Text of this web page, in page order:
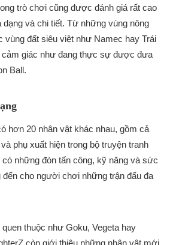
trò chơi cũng được đánh giá rất cao
và chi tiết. Từ những vùng nông
vùng đất siêu việt như Namec hay Trái
giác như đang thực sự được đưa
Ball.
hơn 20 nhân vật khác nhau, gồm cả
phụ xuất hiện trong bộ truyện tranh
những đòn tấn công, kỹ năng và sức
đến cho người chơi những trận đấu đa
thuộc như Goku, Vegeta hay
còn giới thiệu những nhân vật mới